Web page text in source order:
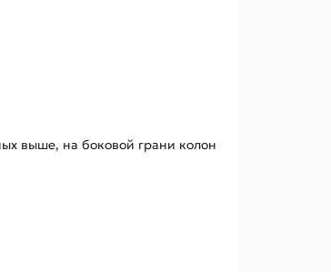
выше, на боковой грани колон